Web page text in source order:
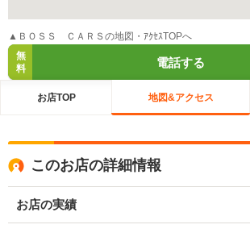
▲ＢＯＳＳ ＣＡＲＳの地図・ｱｸｾｽTOPへ
無
料
電話する
お店TOP 地図&アクセス
このお店の詳細情報
お店の実績